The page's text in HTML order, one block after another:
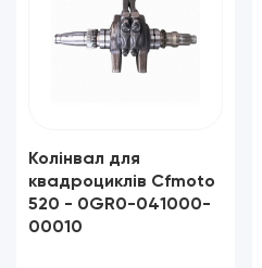
Колінвал для
квадроциклів Cfmoto
520 - 0GR0-041000-
00010